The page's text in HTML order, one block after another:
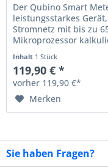
Der Qubino Smart
leistungsstarkes
Stromnetz mit bis zu
Mikroprozessor
Inhalt 1 Stück
119,90 € *
vorher 119,90 €*
Merken
Sie haben Fragen?